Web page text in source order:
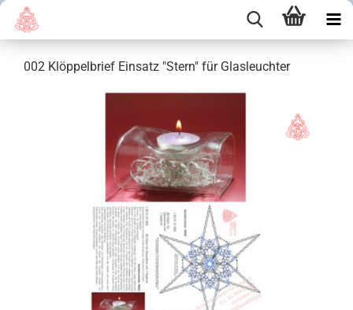
002 Klöppelbrief Einsatz "Stern" für Glasleuchter